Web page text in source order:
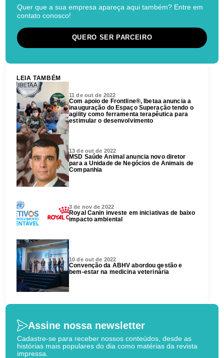
Quer que a sua empresa apareça aqui também? Entre em
contato conosco!
QUERO SER PARCEIRO
LEIA TAMBÉM
11 de out de 2022
Com apoio de Frontline®, Ibetaa anuncia a
inauguração do Espaço Superação tendo o
agility como ferramenta terapêutica para
estimular o desenvolvimento
13 de out de 2022
MSD Saúde Animal anuncia novo diretor
para a Unidade de Negócios de Animais de
Companhia
3 de nov de 2022
Royal Canin investe em iniciativas de baixo
impacto ambiental
10 de out de 2022
Convenção da ABHV abordou gestão e
bem-estar na medicina veterinária
Assine nossa newsletter
Cadastre-se para receber nossos conteúdos, desde as
histórias mais populares do dia como matérias da revista
impressa.